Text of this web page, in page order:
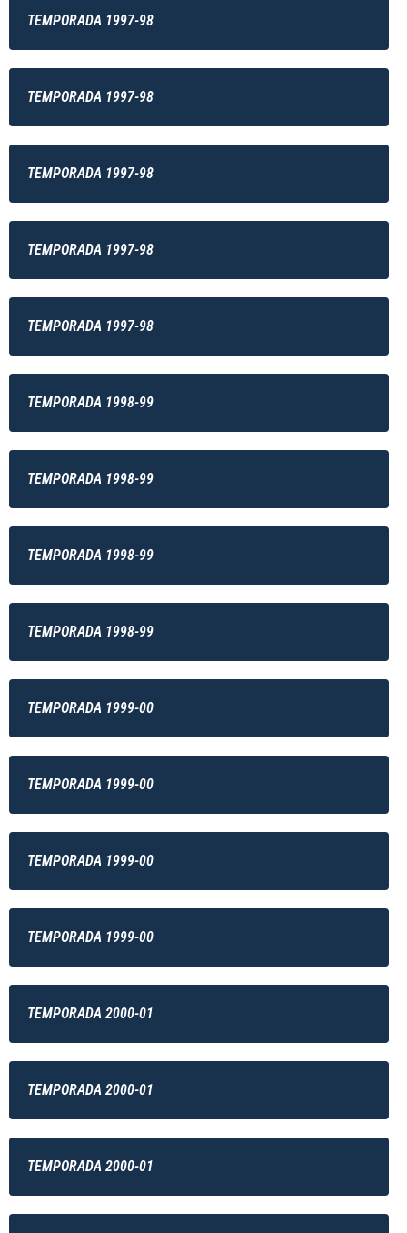
TEMPORADA 1997-98
TEMPORADA 1997-98
TEMPORADA 1997-98
TEMPORADA 1997-98
TEMPORADA 1997-98
TEMPORADA 1998-99
TEMPORADA 1998-99
TEMPORADA 1998-99
TEMPORADA 1998-99
TEMPORADA 1999-00
TEMPORADA 1999-00
TEMPORADA 1999-00
TEMPORADA 1999-00
TEMPORADA 2000-01
TEMPORADA 2000-01
TEMPORADA 2000-01